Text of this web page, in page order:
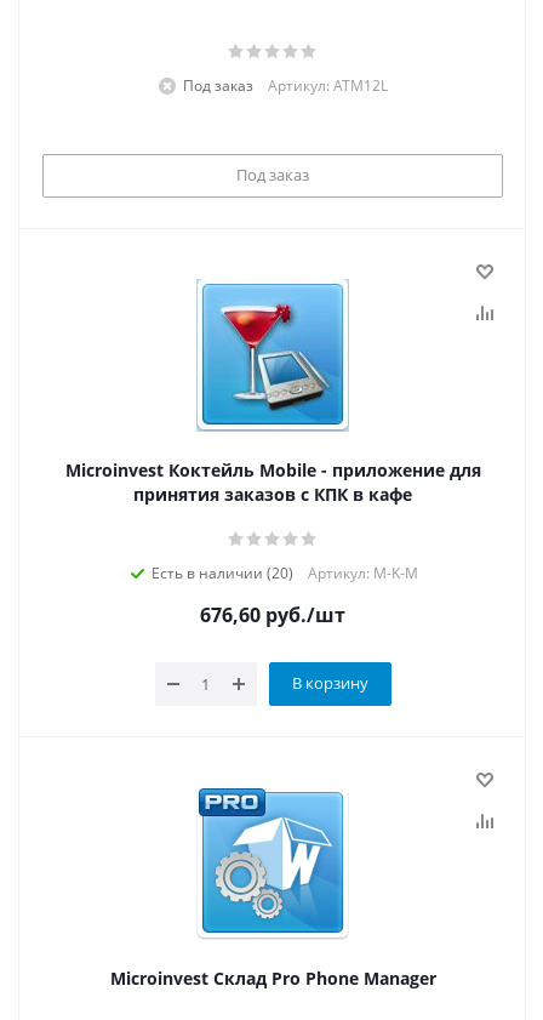
Под заказ Артикул: АТM12L
Под заказ
Microinvest Коктейль Mobile - приложение для
принятия заказов с КПК в кафе
Есть в наличии (20) Артикул: M-K-M
676,60 руб./шт
В корзину
Microinvest Склад Pro Phone Manager